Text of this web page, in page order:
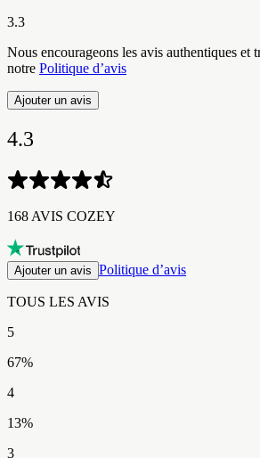
3.3
Nous encourageons les avis authentiques et
notre Politique d’avis
Ajouter un avis
4.3
168 AVIS COZEY​​​​‌ ‍ ​‍​‍‌‍ ‌ ​‍‌‍‍‌‌‍‌ ‌‍‍‌‌‍ ‍​‍​‍​ ‍‍​‍​‍‌ ​ ‌‍​‌‌‍ ‍‌‍‍‌‌ ‌​‌ ‍‌​‍ ‍‌‍‍‌‌‍ ​‍​‍​‍ ​​‍​‍‌‍‍​‌ ​‍‌‍‌‌‌‍‌‍​‍​‍​ ‍‍​‍​‍‌‍‍​‌ ‌​‌ ‌​‌ ​​‌ ​ ​ ‍‍​‍ ​‍ ‌‍ ​‌‍ ‌‍​ ‌‍​‌‌‍ ​‌‍‍​‌‍ ‌ ​ ‌ ‌​​ ‍‍​ ​ ​ ​​​ ​​​ ​​​‍ ‌ ​ ‌ ‌​‌ ‌‌‌‍‌​‌‍‍‌‌‍ ​‍ ‌‍‍‌‌‍ ‍‌ ‌​‌‍‌‌‌‍ ‍‌ ‌​​‍ ‌‍‌‌‌‍‌​‌‍‍‌‌ ‌​​‍ ‌‍ ‌‌‍ ‌‍‌​‌‍‌‌​ ‌‌ ​​‌ ​‍‌‍‌‌‌ ​ ‌‍‌‌‌‍ ‍‌ ‌​‌‍​‌‌ ‌​‌‍‍‌‌‍ ‌‍ ‍​ ‍ ‌‍‍‌‌‍‌​​ ‌‌‍​‌​ ​ ​ ‍‌​ ‌ ​ ​​‌‍‌‍​ ​​​ ​​​‍ ‌​ ​‌​ ‌‍​ ​‍‌‍​ ​‍ ‌​ ‌​​ ​‍​ ‌‍​ ‌​​‍ ‌​ ‍​​ ‌ ​ ‍‌‌‍​ ​‍ ‌​ ‌‍‌‍‌‌‌‍​‌‌‍​‌​ ‌ ​ ​‌​ ​​​ ‍​‌‍​‌‌‍‌‍‌‍‌‍​ ‍‌​ ‍ ‌ ‌​‌ ‍‌‌ ​​‌‍‌‌​ ‌‌ ​​‌‍‌​‌ ​​​ ‍ ‌ ​​‌‍​‌‌ ‌​‌‍‍​​ ‌‌ ‌‍‌‍​‌‌‍ ​‌ ‌‌‌‍‌‌‌​​‌‌‍‌​‌‍‌​‌‍‌‌‌‍‌​‌‌​ ‌‍‌‌‌‍​ ‌ ‌​‌‍‍‌‌‍ ‌‍ ‍‌ ​ ​‍‌‌​ ‌‌‌​​‍‌‌ ‌‍‍ ‌‍‌‌‌ ‍‌​‍‌‌​ ​ ‌​‌​​‍‌‌​ ​ ‌​‌​​‍‌‌​ ​‍​ ​‍‌‍​‌​ ‍​​ ‌‍​ ​​‌‍​‍‌‍‌​‌‍‌‌​ ‌ ​ ​‍​ ‌ ‌‍​ ​ ​​​‍‌‌​ ​‍​ ​‍​‍‌‌​ ‌‌‌​‌​​‍ ‍‌ ​‍‌‍‌‌‌ ‌‍‌‍‍‌‌‍‌‌‌ ‌ ‌‌​ ‌ ‌‌‌‍ ‌‌‍ ‌‌‍​‌‌ ​‍‌ ‍‌‌‌‌​‌‍‌‌‌‍ ‌‌ ​​‌‍ ​‌‍​‌‌ ‌​‌‍‌‌​‍ ‍‌ ​ ‌ ‌‌‌‍ ‌‌‍ ‌‌‍​‌‌ ​‍‌ ‍‌‌​‌​‌‍​‌‌ ‌​‌‍​‌​‍ ‍‌ ‌​‌‍ ‌ ‌​‌‍​‌‌‍ ​‌‌​‍‌‍​‌‌ ‌​‌‍‍‌‌‍ ‍‌‍‌ ‌‌‌​‌‍‌‌‌ ‍​‌ ‌​​ ‌‍​‍‌‍​‌‌ ​ ‌‍‌‌‌‌‌‌‌ ​‍‌‍ ​​ ‌‌‍‍​‌ ‌​‌ ‌​‌ ​​‌ ​ ​‍‌‌​ ​ ‌​​‌​‍‌‌​ ​‍‌​‌‍​‍‌‌​ ​‍‌​‌‍‌‍ ​‌‍ ‌‍​ ‌‍​‌‌‍ ​‌‍‍​‌‍ ‌ ​ ‌ ‌​​‍‌‌​ ​ ‌​​‌​ ​ ​ ​​​ ​​​ ​​​‍‌‌​ ​‍‌​‌‍‌ ​ ‌ ‌​‌ ‌‌‌‍‌​‌‍‍‌‌‍ ​‍‌‍‌‍‍‌‌‍‌​​ ‌‌‍​‌​ ​ ​ ‍‌​ ‌ ​ ​​‌‍‌‍​ ​​​ ​​​‍ ‌​ ​‌​ ‌‍​ ​‍‌‍​ ​‍ ‌​ ‌​​ ​‍​ ‌‍​ ‌​​‍ ‌​ ‍​​ ‌ ​ ‍‌‌‍​ ​‍ ‌​ ‌‍‌‍‌‌‌‍​‌‌‍​‌​ ‌ ​ ​‌​ ​​​ ‍​‌‍​‌‌‍‌‍‌‍‌‍​ ‍‌​‍‌‍‌ ‌​‌ ‍‌‌ ​​‌‍‌‌​ ‌‌ ​​‌‍‌​‌ ​​​‍‌‍‌ ​​‌‍​‌‌ ‌​‌‍‍​​ ‌‌ ‌‍‌‍​‌‌‍ ​‌ ‌‌‌‍‌‌‌​​‌‌‍‌​‌‍‌​‌‍‌‌‌‍‌​‌‌​ ‌‍‌‌‌‍​ ‌ ‌​‌‍‍‌‌‍ ‌‍ ‍‌ ​ ​‍‌‌​ ‌‌‌​​‍‌‌ ‌‍‍ ‌‍‌‌‌ ‍‌​‍‌‌​ ​ ‌​‌​​‍‌‌​ ​ ‌​‌​​‍‌‌​ ​‍​ ​‍‌‍​‌​ ‍​​ ‌‍​ ​​‌‍​‍‌‍‌​‌‍‌‌​ ‌ ​ ​‍​ ‌ ‌‍​ ​ ​​​‍‌‌​ ​‍​ ​‍​‍‌‌​ ‌‌‌​‌​​‍ ‍‌ ​‍‌‍‌‌‌ ‌‍‌‍‍‌‌‍‌‌‌ ‌ ‌‌​ ‌ ‌‌‌‍ ‌‌‍ ‌‌‍​‌‌ ​‍‌ ‍‌‌‌‌​‌‍‌‌‌‍ ‌‌ ​​‌‍ ​‌‍​‌‌ ‌​‌‍‌‌​‍ ‍‌ ​ ‌ ‌‌‌‍ ‌‌‍ ‌‌‍​‌‌ ​‍‌ ‍‌‌​‌​‌‍​‌‌ ‌​‌‍​‌​‍ ‍‌ ‌​‌‍ ‌ ‌​‌‍​‌‌‍ ​‌‌​‍‌‍​‌‌ ‌​‌‍‍‌‌‍ ‍‌‍‌ ‌‌‌​‌‍‌‌‌ ‍​‌ ‌​​‍‌‍‌ ​​‌‍‌‌‌ ​‍‌ ​ ‌ ​​‌‍‌‌‌‍​ ‌ ‌​‌‍‍‌‌ ‌‍‌‍‌‌​ ‌‌ ​​‌ ‌‌‌‍​‍‌‍ ​‌‍‍‌‌ ​ ‌‍‍​‌‍‌‌‌‍‌​​‍​‍‌ ‌
Ajouter un avis Politique d’avis
TOUS LES AVIS​​​​‌ ‍ ​‍​‍‌‍ ‌ ​‍‌‍‍‌‌‍‌ ‌‍‍‌‌‍ ‍​‍​‍​ ‍‍​‍​‍‌ ​ ‌‍​‌‌‍ ‍‌‍‍‌‌ ‌​‌ ‍‌​‍ ‍‌‍‍‌‌‍ ​‍​‍​‍ ​​‍​‍‌‍‍​‌ ​‍‌‍‌‌‌‍‌‍​‍​‍​ ‍‍​‍​‍‌‍‍​‌ ‌​‌ ‌​‌ ​​‌ ​ ​ ‍‍​‍ ​‍ ‌‍ ​‌‍ ‌‍​ ‌‍​‌‌‍ ​‌‍‍​‌‍ ‌ ​ ‌ ‌​​ ‍‍​ ​ ​ ​​​ ​​​ ​​​‍ ‌ ​ ‌ ‌​‌ ‌‌‌‍‌​‌‍‍‌‌‍ ​‍ ‌‍‍‌‌‍ ‍‌ ‌​‌‍‌‌‌‍ ‍‌ ‌​​‍ ‌‍‌‌‌‍‌​‌‍‍‌‌ ‌​​‍ ‌‍ ‌‌‍ ‌‍‌​‌‍‌‌​ ‌‌ ​​‌ ​‍‌‍‌‌‌ ​ ‌‍‌‌‌‍ ‍‌ ‌​‌‍​‌‌ ‌​‌‍‍‌‌‍ ‌‍ ‍​ ‍ ‌‍‍‌‌‍‌​​ ‌‌‍​‌​ ​ ​ ‍‌​ ‌ ​ ​​‌‍‌‍​ ​​​ ​​​‍ ‌​ ​‌​ ‌‍​ ​‍‌‍​ ​‍ ‌​ ‌​​ ​‍​ ‌‍​ ‌​​‍ ‌​ ‍​​ ‌ ​ ‍‌‌‍​ ​‍ ‌​ ‌‍‌‍‌‌‌‍​‌‌‍​‌​ ‌ ​ ​‌​ ​​​ ‍​‌‍​‌‌‍‌‍‌‍‌‍​ ‍‌​ ‍ ‌ ‌​‌ ‍‌‌ ​​‌‍‌‌​ ‌‌ ​​‌‍‌​‌ ​​​ ‍ ‌ ​​‌‍​‌‌ ‌​‌‍‍​​ ‌‌ ‌‍‌‍​‌‌‍ ​‌ ‌‌‌‍‌‌‌​​‌‌‍‌​‌‍‌​‌‍‌‌‌‍‌​‌‌​ ‌‍‌‌‌‍​ ‌ ‌​‌‍‍‌‌‍ ‌‍ ‍‌ ​ ​‍‌‌​ ‌‌‌​​‍‌‌ ‌‍‍ ‌‍‌‌‌ ‍‌​‍‌‌​ ​ ‌​‌​​‍‌‌​ ​ ‌​‌​​‍‌‌​ ​‍​ ​‍‌‍​‌​ ‍​​ ‌‍​ ​​‌‍​‍‌‍‌​‌‍‌‌​ ‌ ​ ​‍​ ‌ ‌‍​ ​ ​​​‍‌‌​ ​‍​ ​‍​‍‌‌​ ‌‌‌​‌​​‍ ‍‌ ​‍‌‍‌‌‌ ‌‍‌‍‍‌‌‍‌‌‌ ‌ ‌‌​ ‌ ‌‌‌‍ ‌‌‍ ‌‌‍​‌‌ ​‍‌ ‍‌‌‌‌​‌‍‌‌‌‍ ‌‌ ​​‌‍ ​‌‍​‌‌ ‌​‌‍‌‌​‍ ‍‌‍​‍‌ ​‍‌‍‌‌‌‍​‌‌‍‍ ‌‍‌​‌‍ ‌ ‌ ‌‍ ‍‌​‌​‌‍​‌‌ ‌​‌‍​‌​‍ ‍‌ ‌​‌‍‍‌‌ ‌​‌‍ ​‌‍‌‌​ ‌‍​‍‌‍​‌‌ ​ ‌‍‌‌‌‌‌‌‌ ​‍‌‍ ​​ ‌‌‍‍​‌ ‌​‌ ‌​‌ ​​‌ ​ ​‍‌‌​ ​ ‌​​‌​‍‌‌​ ​‍‌​‌‍​‍‌‌​ ​‍‌​‌‍‌‍ ​‌‍ ‌‍​ ‌‍​‌‌‍ ​‌‍‍​‌‍ ‌ ​ ‌ ‌​​‍‌‌​ ​ ‌​​‌​ ​ ​ ​​​ ​​​ ​​​‍‌‌​ ​‍‌​‌‍‌ ​ ‌ ‌​‌ ‌‌‌‍‌​‌‍‍‌‌‍ ​‍‌‍‌‍‍‌‌‍‌​​ ‌‌‍​‌​ ​ ​ ‍‌​ ‌ ​ ​​‌‍‌‍​ ​​​ ​​​‍ ‌​ ​‌​ ‌‍​ ​‍‌‍​ ​‍ ‌​ ‌​​ ​‍​ ‌‍​ ‌​​‍ ‌​ ‍​​ ‌ ​ ‍‌‌‍​ ​‍ ‌​ ‌‍‌‍‌‌‌‍​‌‌‍​‌​ ‌ ​ ​‌​ ​​​ ‍​‌‍​‌‌‍‌‍‌‍‌‍​ ‍‌​‍‌‍‌ ‌​‌ ‍‌‌ ​​‌‍‌‌​ ‌‌ ​​‌‍‌​‌ ​​​‍‌‍‌ ​​‌‍​‌‌ ‌​‌‍‍​​ ‌‌ ‌‍‌‍​‌‌‍ ​‌ ‌‌‌‍‌‌‌​​‌‌‍‌​‌‍‌​‌‍‌‌‌‍‌​‌‌​ ‌‍‌‌‌‍​ ‌ ‌​‌‍‍‌‌‍ ‌‍ ‍‌ ​ ​‍‌‌​ ‌‌‌​​‍‌‌ ‌‍‍ ‌‍‌‌‌ ‍‌​‍‌‌​ ​ ‌​‌​​‍‌‌​ ​ ‌​‌​​‍‌‌​ ​‍​ ​‍‌‍​‌​ ‍​​ ‌‍​ ​​‌‍​‍‌‍‌​‌‍‌‌​ ‌ ​ ​‍​ ‌ ‌‍​ ​ ​​​‍‌‌​ ​‍​ ​‍​‍‌‌​ ‌‌‌​‌​​‍ ‍‌ ​‍‌‍‌‌‌ ‌‍‌‍‍‌‌‍‌‌‌ ‌ ‌‌​ ‌ ‌‌‌‍ ‌‌‍ ‌‌‍​‌‌ ​‍‌ ‍‌‌‌‌​‌‍‌‌‌‍ ‌‌ ​​‌‍ ​‌‍​‌‌ ‌​‌‍‌‌​‍ ‍‌‍​‍‌ ​‍‌‍‌‌‌‍​‌‌‍‍ ‌‍‌​‌‍ ‌ ‌ ‌‍ ‍‌​‌​‌‍​‌‌ ‌​‌‍​‌​‍ ‍‌ ‌​‌‍‍‌‌ ‌​‌‍ ​‌‍‌‌​‍‌‍‌ ​​‌‍‌‌‌ ​‍‌ ​ ‌ ​​‌‍‌‌‌‍​ ‌ ‌​‌‍‍‌‌ ‌‍‌‍‌‌​ ‌‌ ​​‌ ‌‌‌‍​‍‌‍ ​‌‍‍‌‌ ​ ‌‍‍​‌‍‌‌‌‍‌​​‍​‍‌ ‌
5
67%
4
13%
3